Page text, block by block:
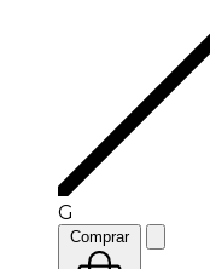
G
Comprar